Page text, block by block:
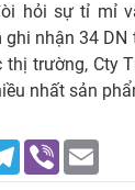
hỏi sự tỉ mỉ
nhận 34 DN
trường, Cty
nhất sản
Telegram
Viber